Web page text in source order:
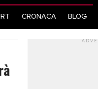
CRONACA BLOG